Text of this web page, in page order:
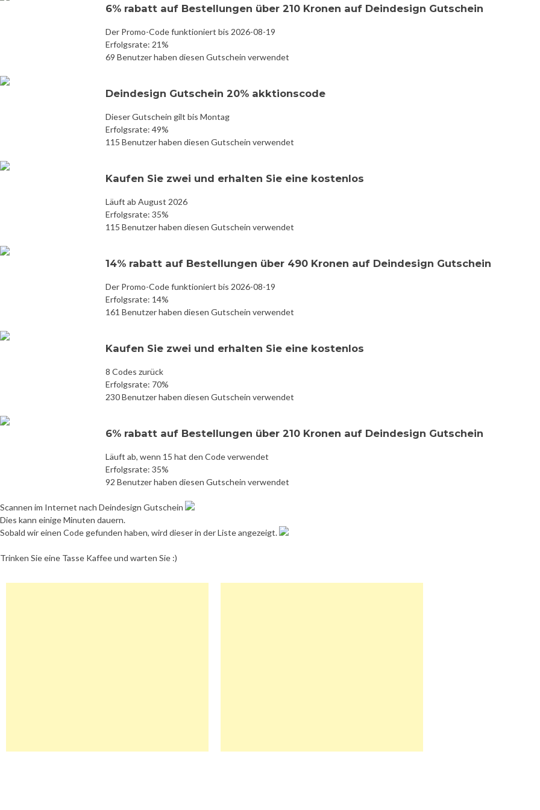
6% rabatt auf Bestellungen über 210 Kronen auf Deindesign Gutschein
Der Promo-Code funktioniert bis 2026-08-19
Erfolgsrate: 21%
69 Benutzer haben diesen Gutschein verwendet
Deindesign Gutschein 20% akktionscode
Dieser Gutschein gilt bis Montag
Erfolgsrate: 49%
115 Benutzer haben diesen Gutschein verwendet
Kaufen Sie zwei und erhalten Sie eine kostenlos
Läuft ab August 2026
Erfolgsrate: 35%
115 Benutzer haben diesen Gutschein verwendet
14% rabatt auf Bestellungen über 490 Kronen auf Deindesign Gutschein
Der Promo-Code funktioniert bis 2026-08-19
Erfolgsrate: 14%
161 Benutzer haben diesen Gutschein verwendet
Kaufen Sie zwei und erhalten Sie eine kostenlos
8 Codes zurück
Erfolgsrate: 70%
230 Benutzer haben diesen Gutschein verwendet
6% rabatt auf Bestellungen über 210 Kronen auf Deindesign Gutschein
Läuft ab, wenn 15 hat den Code verwendet
Erfolgsrate: 35%
92 Benutzer haben diesen Gutschein verwendet
Scannen im Internet nach Deindesign Gutschein
Dies kann einige Minuten dauern.
Sobald wir einen Code gefunden haben, wird dieser in der Liste angezeigt.
Trinken Sie eine Tasse Kaffee und warten Sie :)